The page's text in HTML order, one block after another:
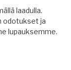
laadulla.
odotukset ja
lupauksemme.